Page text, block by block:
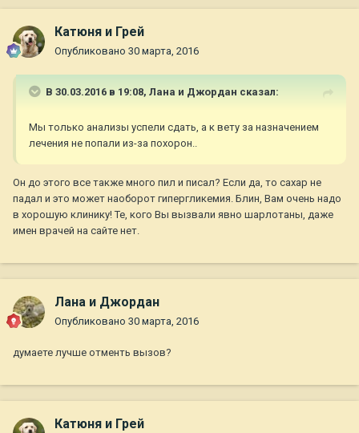
Катюня и Грей
Опубликовано 30 марта, 2016
В 30.03.2016 в 19:08, Лана и Джордан сказал:
Мы только анализы успели сдать, а к вету за назначением
лечения не попали из-за похорон..
Он до этого все также много пил и писал? Если да, то сахар не
падал и это может наоборот гипергликемия. Блин, Вам очень надо
в хорошую клинику! Те, кого Вы вызвали явно шарлотаны, даже
имен врачей на сайте нет.
Лана и Джордан
Опубликовано 30 марта, 2016
думаете лучше отменть вызов?
Катюня и Грей